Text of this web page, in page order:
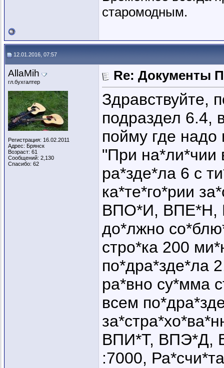
старомодным.
12.01.2016, 07:57
AllaMih
гл.бухгалтер
Регистрация: 16.02.2011
Адрес: Брянск
Возраст: 61
Сообщений: 2,130
Спасибо: 62
Re: Документы
Здравствуйте,
подраздел 6.4,
пойму где надо
"При на*ли*чии
ра*зде*ла 6 с
ка*те*го*рии
ВПО*И, ВПЕ*Н,
до*лжно
стро*ка 200
по*дра*зде*ла
ра*вно су*мма
всем
ВПИ*Т, ВПЭ*Д,
:7000,